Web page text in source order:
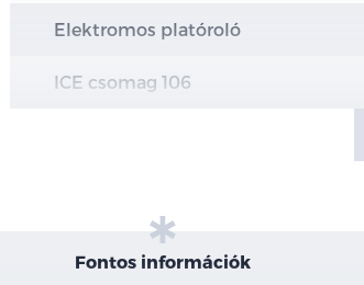
Elektromos platóroló
ICE csomag 106
Ütközés megelőző rendszer
Fontos információk